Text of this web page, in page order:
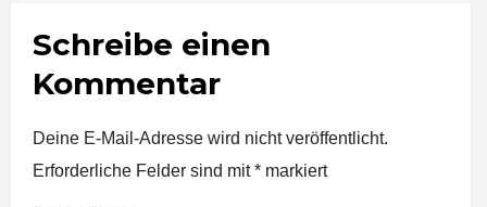
Schreibe einen
Kommentar
Deine E-Mail-Adresse wird nicht veröffentlicht.
Erforderliche Felder sind mit* markiert